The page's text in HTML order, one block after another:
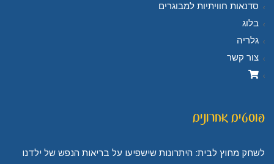
סדנאות חוויתיות למבוגרים
בלוג
גלריה
צור קשר
פוסטים אחרונים
לשחק מחוץ לבית: היתרונות שישפיעו על בריאות הנפש של ילדנו